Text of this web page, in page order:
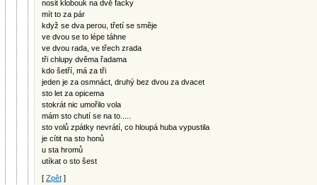
nosit klobouk na dvě facky
mít to za pár
když se dva perou, třetí se směje
ve dvou se to lépe táhne
ve dvou rada, ve třech zrada
tři chlupy dvěma řadama
kdo šetří, má za tři
jeden je za osmnáct, druhý bez dvou za dvacet
sto let za opicema
stokrát nic umořilo vola
mám sto chutí se na to.....
sto volů zpátky nevrátí, co hloupá huba vypustila
je cítit na sto honů
u sta hromů
utíkat o sto šest
[ Zpět ]